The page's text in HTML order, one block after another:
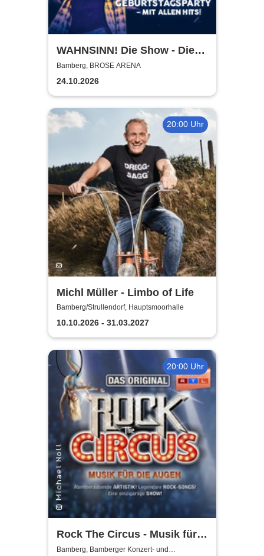
WAHNSINN! Die Show - Die
beste Wolfgang Petry Party
geht weiter - Tour 2026
Bamberg, BROSE ARENA
24.10.2026
20:00 Uhr
Michl Müller - Limbo of Life
Bamberg/Strullendorf, Hauptsmoorhalle
10.10.2026 - 31.03.2027
20:00 Uhr
Rock The Circus - Musik für
die Augen
Bamberg, Bamberger Konzert- und